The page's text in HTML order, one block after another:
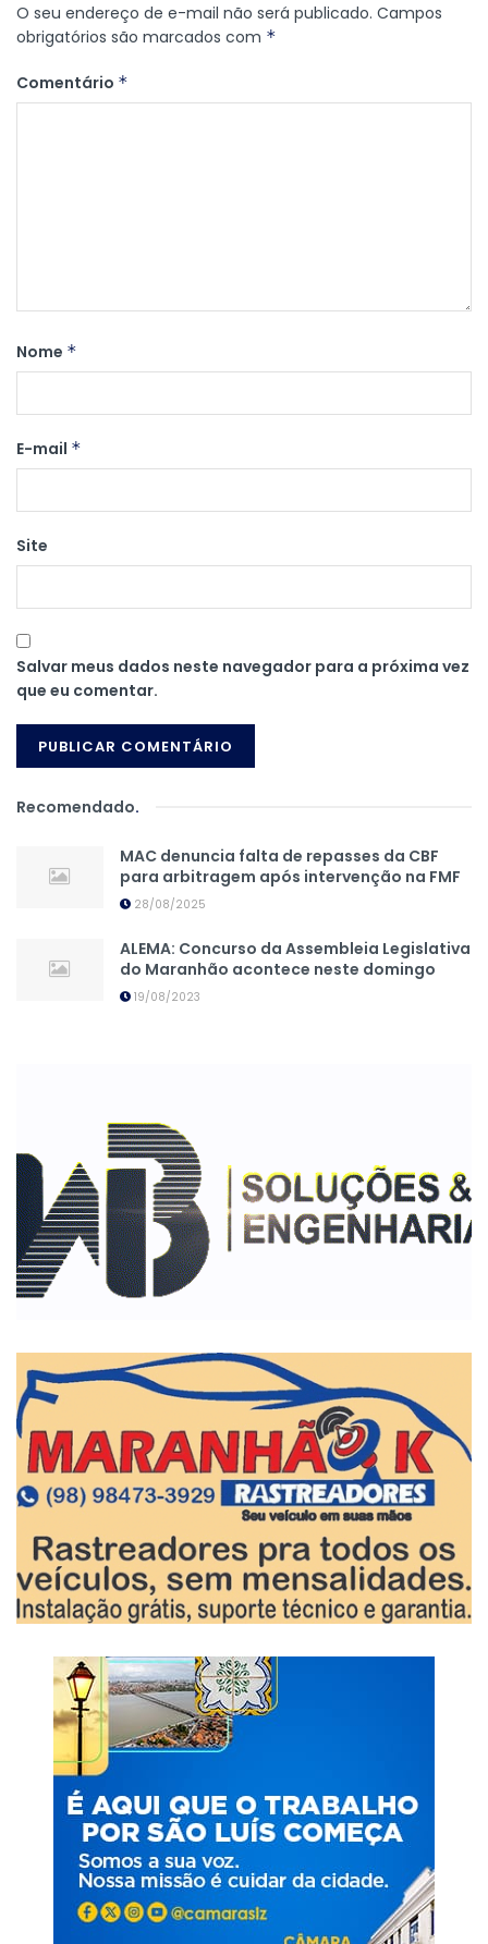
O seu endereço de e-mail não será publicado. Campos
obrigatórios são marcados com *
Comentário *
Nome *
E-mail *
Site
Salvar meus dados neste navegador para a próxima vez
que eu comentar.
Recomendado.
MAC denuncia falta de repasses da CBF
para arbitragem após intervenção na FMF
28/08/2025
ALEMA: Concurso da Assembleia Legislativa
do Maranhão acontece neste domingo
19/08/2023